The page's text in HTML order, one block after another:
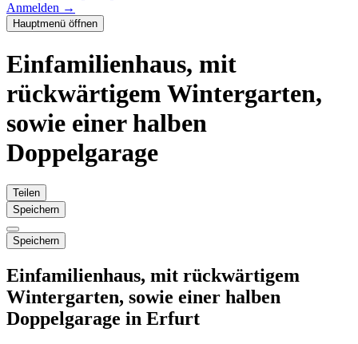
Anmelden →
Hauptmenü öffnen
Einfamilienhaus, mit
rückwärtigem Wintergarten,
sowie einer halben
Doppelgarage
Teilen
Speichern
Speichern
Einfamilienhaus, mit rückwärtigem
Wintergarten, sowie einer halben
Doppelgarage in Erfurt